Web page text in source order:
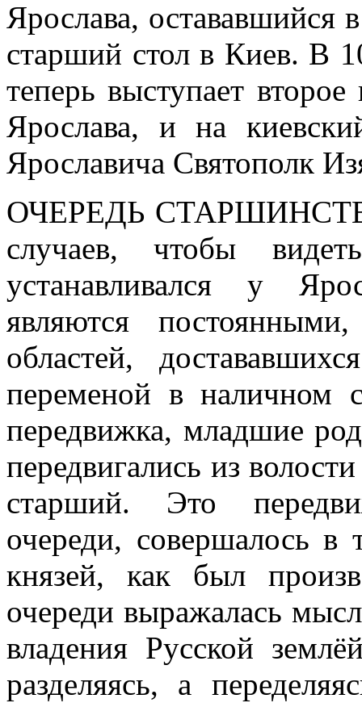
Ярослава, остававшийся
старший стол в Киев. В
теперь выступает
Ярослава, и на
Ярославича Святополк
ОЧЕРЕДЬ
случаев, чтобы
устанавливался у
являются
областей,
переменой в наличном
передвижка, младшие
передвигались из
старший. Это
очереди, совершалось в
князей, как был
очереди выражалась
владения Русской
разделяясь, а